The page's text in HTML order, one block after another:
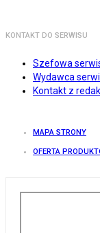
KONTAKT DO SERWISU
Szefowa
Wydawca
Kontakt z
MAPA STRONY
OFERTA